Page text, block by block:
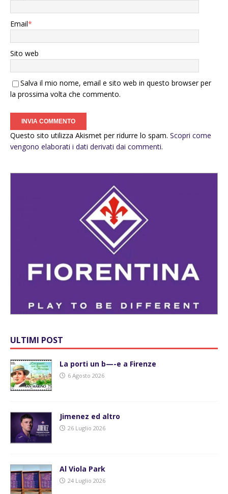
Email*
Sito web
Salva il mio nome, email e sito web in questo browser per
la prossima volta che commento.
Questo sito utilizza Akismet per ridurre lo spam. Scopri come
vengono elaborati i dati derivati dai commenti.
ULTIMI POST
La porti un b—-e a Firenze
6 Agosto 2026
Jimenez ed altro
26 Luglio 2026
Al Viola Park
24 Luglio 2026